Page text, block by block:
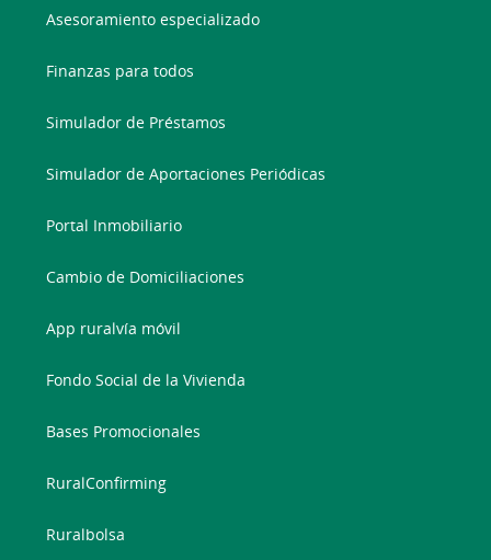
Asesoramiento especializado
Finanzas para todos
Simulador de Préstamos
Simulador de Aportaciones Periódicas
Portal Inmobiliario
Cambio de Domiciliaciones
App ruralvía móvil
Fondo Social de la Vivienda
Bases Promocionales
RuralConfirming
Ruralbolsa